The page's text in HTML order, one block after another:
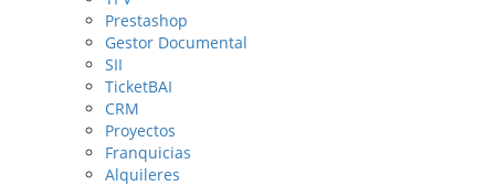
Prestashop
Gestor Documental
SII
TicketBAI
CRM
Proyectos
Franquicias
Alquileres